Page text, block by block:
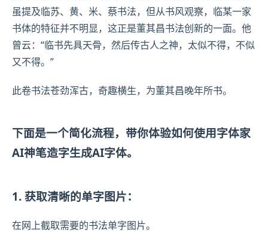
虽提及临苏、黄、米、蔡书法，但从书风观察，临某一家
书体的特征并不明显，这正是董其昌书法创新的一面。他
曾云：“临书先具天骨，然后传古人之神，太似不得，不似
又不得。”
此卷书法苍劲浑古，奇趣横生，为董其昌晚年所书。
下面是一个简化流程，带你体验如何使用字体家
AI神笔造字生成AI字体。
1. 获取清晰的单字图片：
在网上截取需要的书法单字图片。